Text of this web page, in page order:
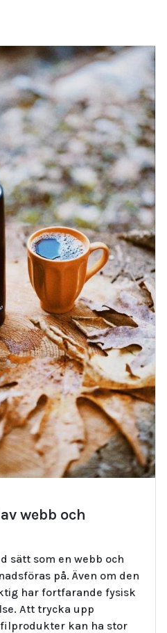
webb och
sätt som en webb och
på. Även om den
har fortfarande fysisk
Att trycka upp
kan ha stor